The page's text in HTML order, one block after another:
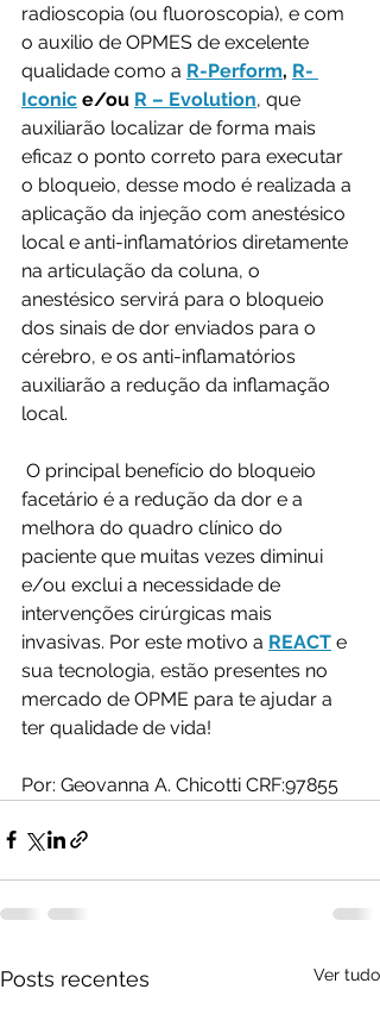
radioscopia (ou fluoroscopia), e com
o auxilio de OPMES de excelente
qualidade como a R-Perform, R-
Iconic e/ou R – Evolution, que
auxiliarão localizar de forma mais
eficaz o ponto correto para executar
o bloqueio, desse modo é realizada a
aplicação da injeção com anestésico
local e anti-inflamatórios diretamente
na articulação da coluna, o
anestésico servirá para o bloqueio
dos sinais de dor enviados para o
cérebro, e os anti-inflamatórios
auxiliarão a redução da inflamação
local.
facetário é a redução da dor e a
melhora do quadro clínico do
paciente que muitas vezes diminui
e/ou exclui a necessidade de
intervenções cirúrgicas mais
invasivas. Por este motivo a REACT e
sua tecnologia, estão presentes no
mercado de OPME para te ajudar a
ter qualidade de vida!
Por: Geovanna A. Chicotti CRF:97855
Posts recentes Ver tudo